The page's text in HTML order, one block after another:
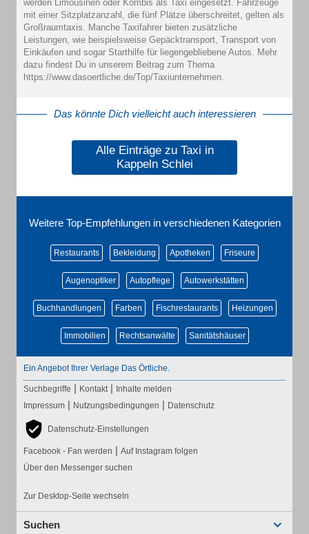
werden Limousinen oder Kombis als Taxi eingesetzt. Fahrzeuge
mit einer Sitzplatzanzahl, die fünf Plätze überschreitet, gelten als
Großraumtaxis. Manche Taxifahrer bieten zusätzliche
Leistungen, wie beispielsweise Gepäcktransport, Transport von
Einkäufen und sogar Starthilfe für liegengebliebene Autos. Mehr
dazu findest Du in unserem Beitrag zum Thema
https://www.dasoertliche.de/Top/Taxiunternehmen.
Das könnte Dich vielleicht auch interessieren
Alle Einträge zu Taxi in
Kappeln Schlei
Weitere Top-Empfehlungen in verschiedenen Kategorien
Restaurants Bekleidung Apotheken Friseure
Augenoptiker Autopflege Autowerkstätten
Buchhandlungen Farben Fischrestaurants Heizungen
Immobilien Rechtsanwälte Sanitätshäuser
Ein Angebot Ihrer Verlage Das Örtliche.
Suchbegriffe | Kontakt | Inhalte melden
Impressum | Nutzungsbedingungen | Datenschutz
Datenschutz-Einstellungen
Facebook - Fan werden | Auf Instagram folgen
Über den Messenger suchen
Zur Desktop-Seite wechseln
Suchen